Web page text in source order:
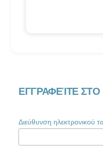
ΕΓΓΡΑΦΕΊΤΕ
Διεύθυνση ηλεκτρονικού